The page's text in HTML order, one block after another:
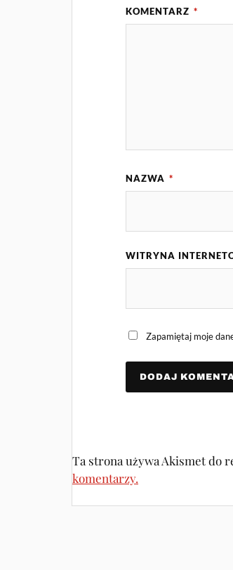
KOMENTARZ *
NAZWA *
WITRYNA
Zapamiętaj moje
Ta strona używa Akismet do
komentarzy.